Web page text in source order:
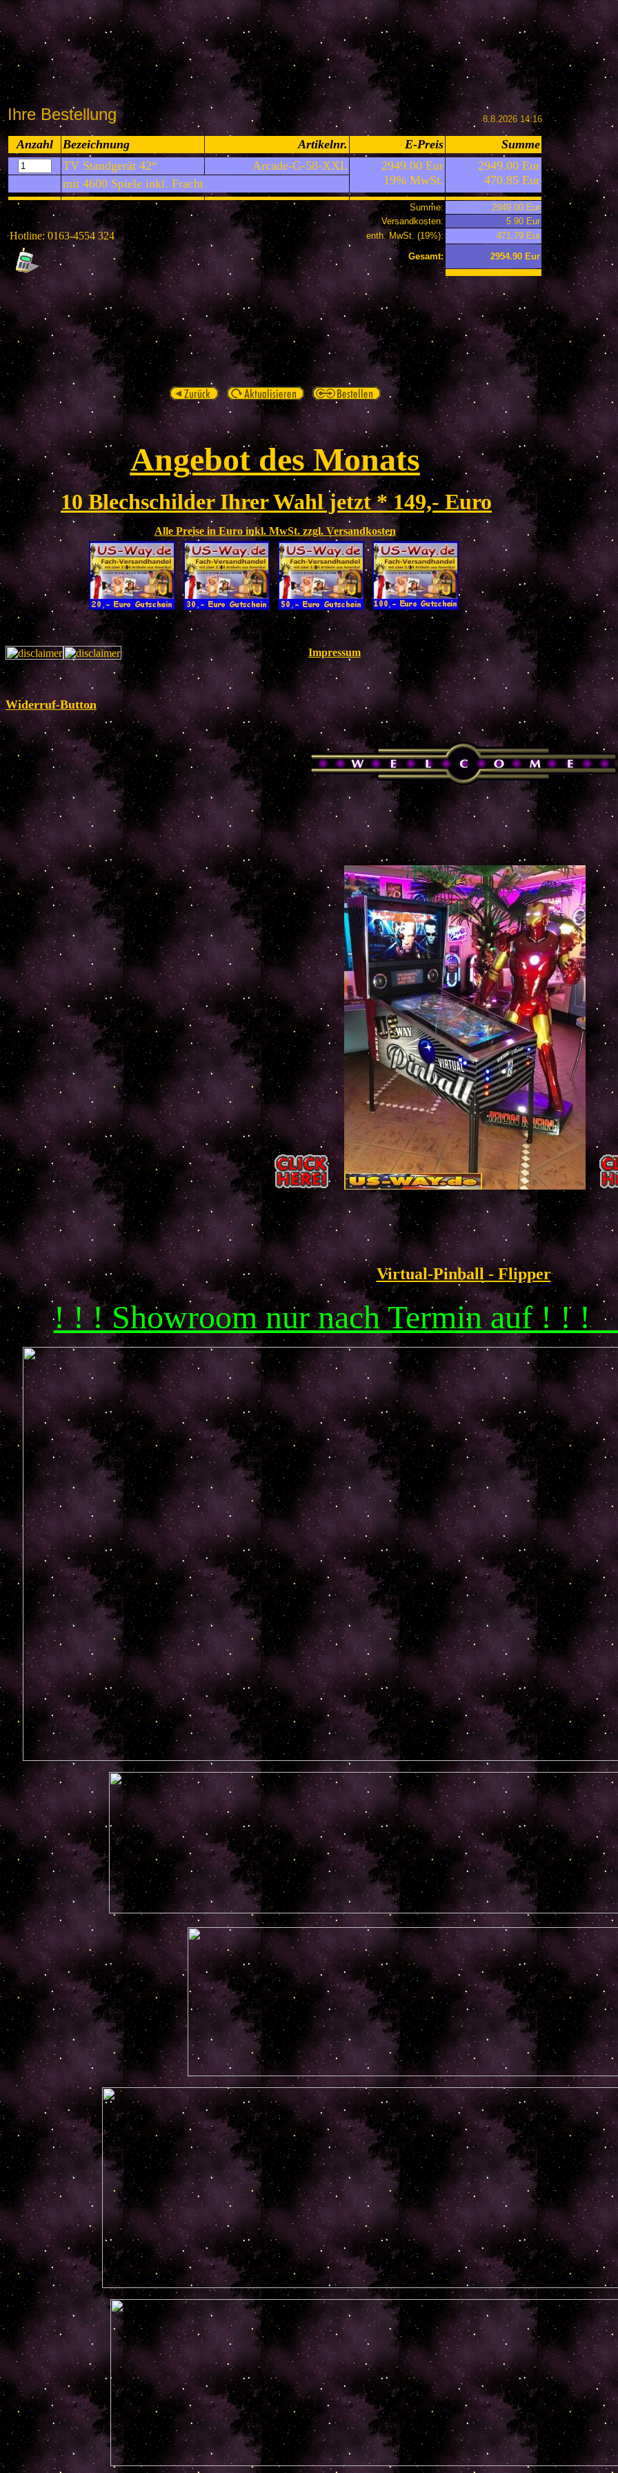
Ihre Bestellung 8.8.2026 14:16
Anzahl Bezeichnung Artikelnr. E-Preis
Summe
TV Standgerät 42“
Arcade-G-58-XXL
2949.00 Eur
19% MwSt.
2949.00 Eur
470.85 Eur
mit 4600 Spiele inkl. Fracht
Summe:
2949.00 Eur
Versandkosten:
5.90 Eur
Hotline: 0163-4554 324 enth. MwSt. (19%):
471.79 Eur
Gesamt:
2954.90 Eur
Angebot des Monats
10 Blechschilder Ihrer Wahl jetzt * 149,- Euro
Alle Preise in Euro inkl. MwSt. zzgl. Versandkosten
Impressum
Widerruf-Button
Virtual-Pinball - Flipper
! ! ! Showroom nur nach Termin auf ! !